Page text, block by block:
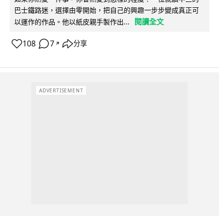
巴士鐵路迷，選擇由零開始，把自己的興趣一步步變成真正可
以運作的作品。他以紙皮親手製作出...
閱讀全文
108 7 ↗ 分享
ADVERTISEMENT